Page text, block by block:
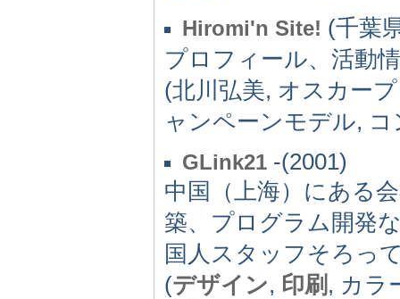
Hiromi'n Site! (千葉
プロフィール、活動
(北川弘美, オスカー
ャンペーンモデル,
GLink21 -(2001)
中国（上海）にある
築、プログラム開発
国人スタッフそろっ
(デザイン, 印刷 , カラ